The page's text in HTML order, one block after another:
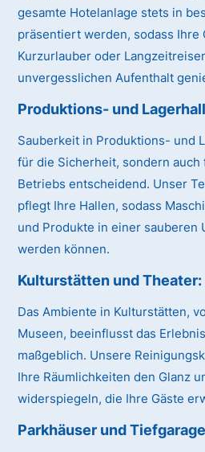
gesamte Hotelanlage stets in
präsentiert werden, sodass Ihre
Kurzurlauber oder
unvergesslichen Aufenthalt
Produktions- und
Sauberkeit in Produktions- und
für die Sicherheit, sondern auch
Betriebs entscheidend. Unser
pflegt Ihre Hallen, sodass
und Produkte in einer sauberen
werden können.
Kulturstätten und Theater:
Das Ambiente in Kulturstätten,
Museen, beeinflusst das
maßgeblich. Unsere
Ihre Räumlichkeiten den Glanz
widerspiegeln, die Ihre Gäste
Parkhäuser und